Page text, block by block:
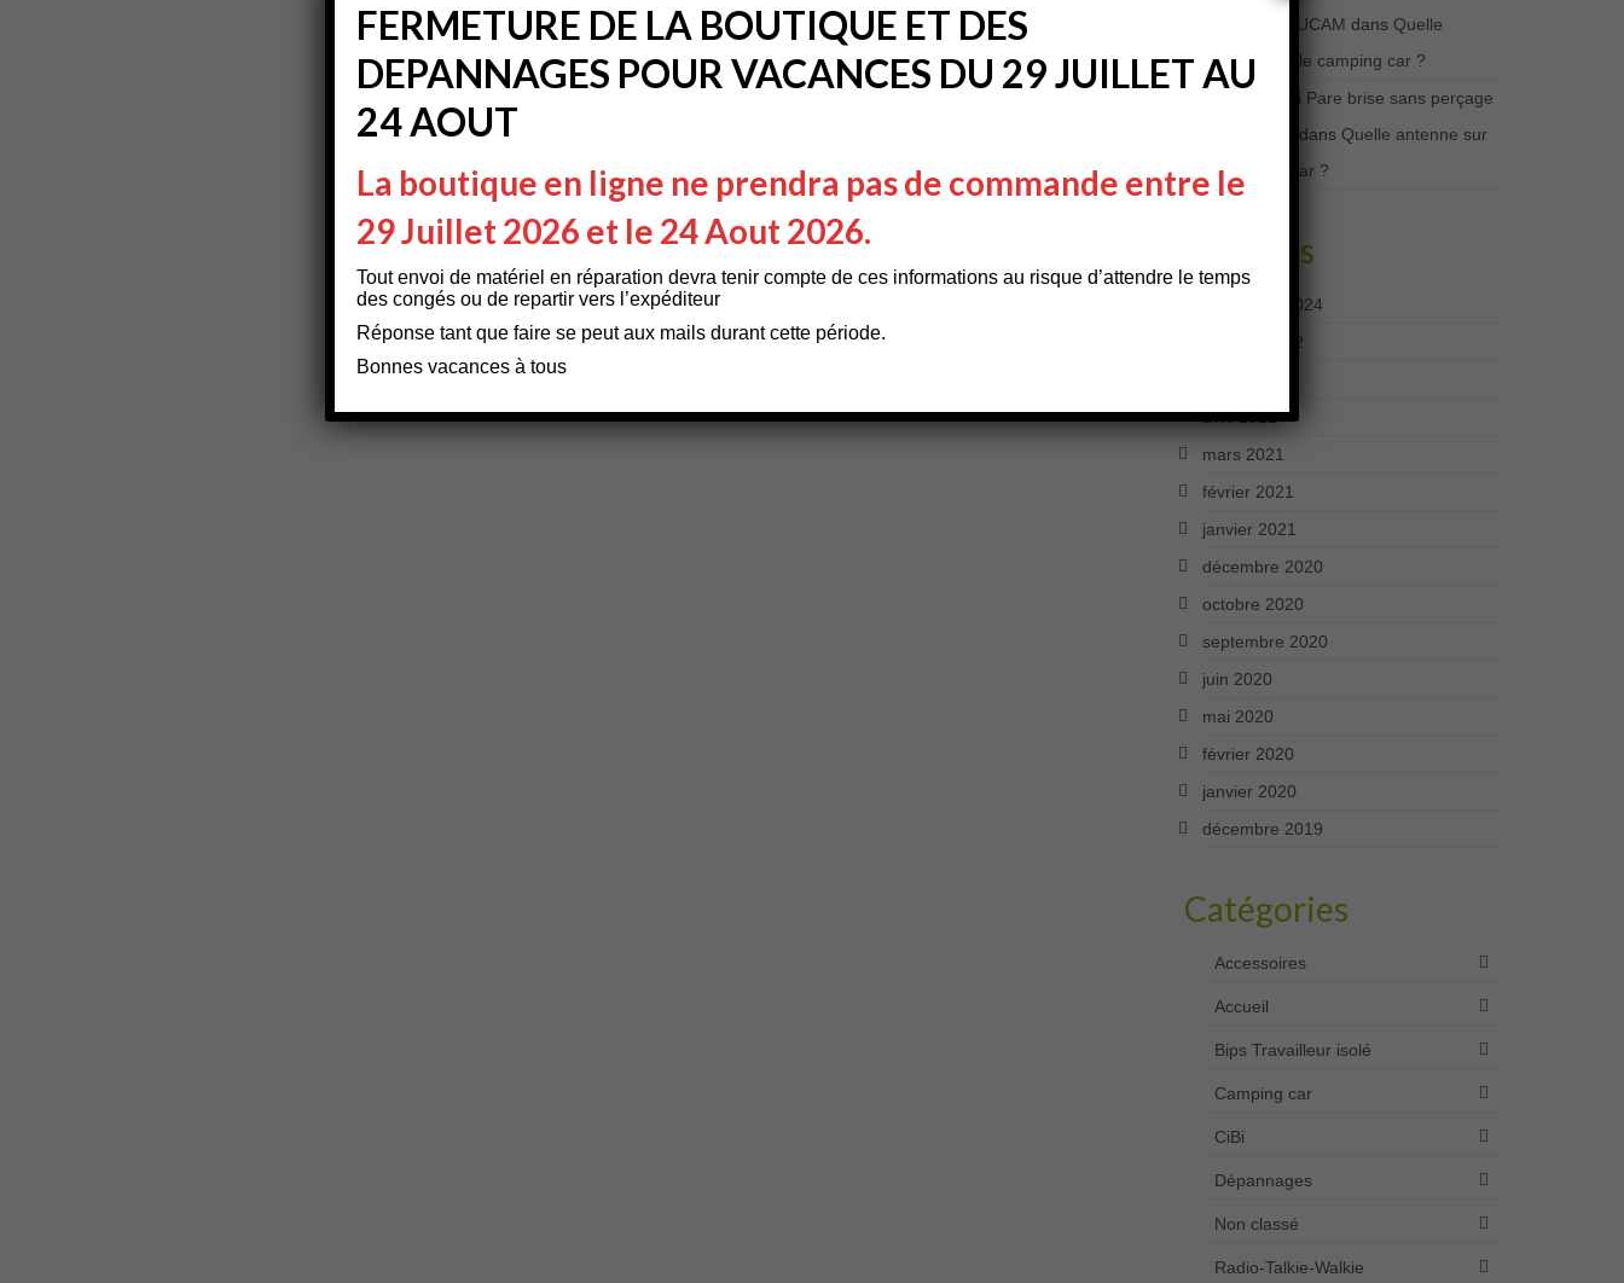
Retour- WISUCAM dans Quelle
antenne sur le camping car ?
Antenne CiBi Pare brise sans perçage
dans Quelle antenne sur
le camping car ?
Archives
décembre 2024
octobre 2022
avril 2021
mars 2021
février 2021
janvier 2021
décembre 2020
octobre 2020
septembre 2020
juin 2020
mai 2020
février 2020
janvier 2020
décembre 2019
Catégories
Accessoires
Accueil
Bips Travailleur isolé
Camping car
CiBi
Dépannages
Non classé
Radio-Talkie-Walkie
FERMETURE DE LA BOUTIQUE ET DES
DEPANNAGES POUR VACANCES DU 29 JUILLET AU
24 AOUT
La boutique en ligne ne prendra pas de commande entre le
29 Juillet 2026 et le 24 Aout 2026.
Tout envoi de matériel en réparation devra tenir compte de ces informations au risque d’attendre le temps
des congés ou de repartir vers l’expéditeur
Réponse tant que faire se peut aux mails durant cette période.
Bonnes vacances à tous